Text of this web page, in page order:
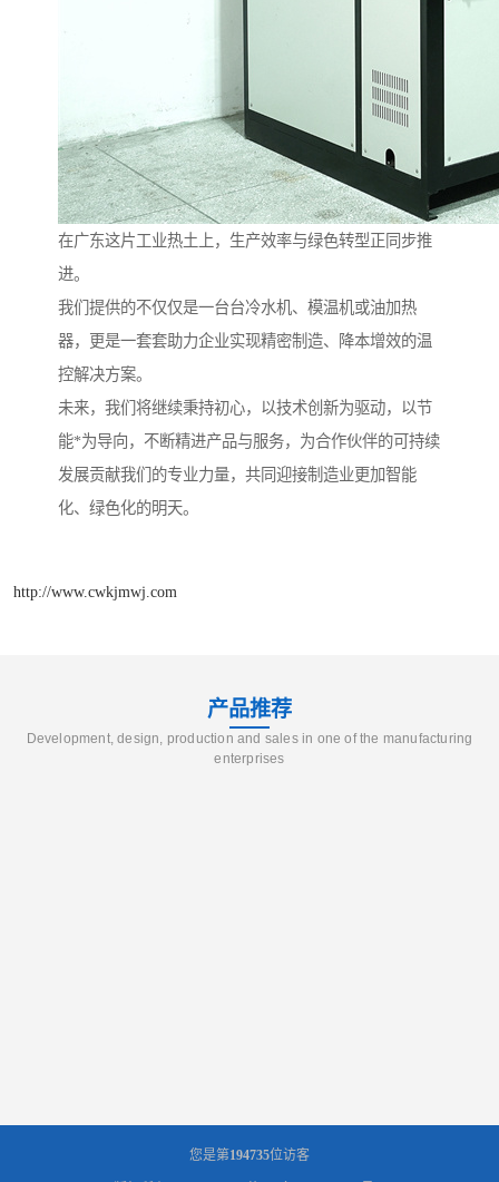
在广东这片工业热土上，生产效率与绿色转型正同步推
进。
我们提供的不仅仅是一台台冷水机、模温机或油加热
器，更是一套套助力企业实现精密制造、降本增效的温
控解决方案。
未来，我们将继续秉持初心，以技术创新为驱动，以节
能*为导向，不断精进产品与服务，为合作伙伴的可持续
发展贡献我们的专业力量，共同迎接制造业更加智能
化、绿色化的明天。
http://www.cwkjmwj.com
产品推荐
Development, design, production and sales in one of the manufacturing
enterprises
您是第194735位访客